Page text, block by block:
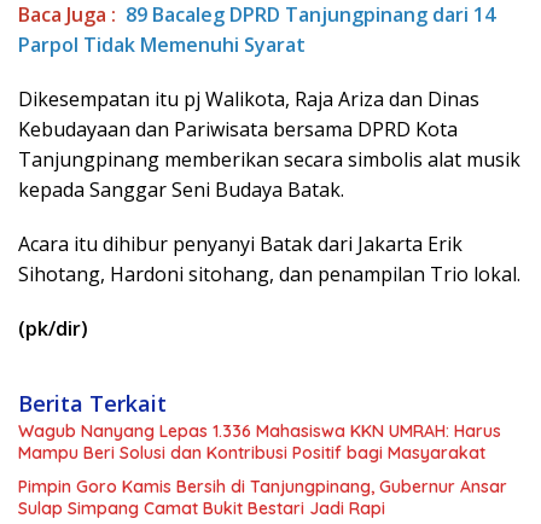
Baca Juga : 89 Bacaleg DPRD Tanjungpinang dari 14
Parpol Tidak Memenuhi Syarat
Dikesempatan itu pj Walikota, Raja Ariza dan Dinas
Kebudayaan dan Pariwisata bersama DPRD Kota
Tanjungpinang memberikan secara simbolis alat musik
kepada Sanggar Seni Budaya Batak.
Acara itu dihibur penyanyi Batak dari Jakarta Erik
Sihotang, Hardoni sitohang, dan penampilan Trio lokal.
(pk/dir)
Berita Terkait
Wagub Nanyang Lepas 1.336 Mahasiswa KKN UMRAH: Harus
Mampu Beri Solusi dan Kontribusi Positif bagi Masyarakat
Pimpin Goro Kamis Bersih di Tanjungpinang, Gubernur Ansar
Sulap Simpang Camat Bukit Bestari Jadi Rapi